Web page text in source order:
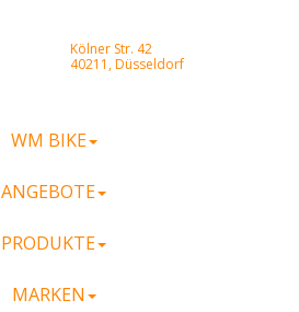
Kölner Str. 42
40211, Düsseldorf
WM BIKE
ANGEBOTE
PRODUKTE
MARKEN